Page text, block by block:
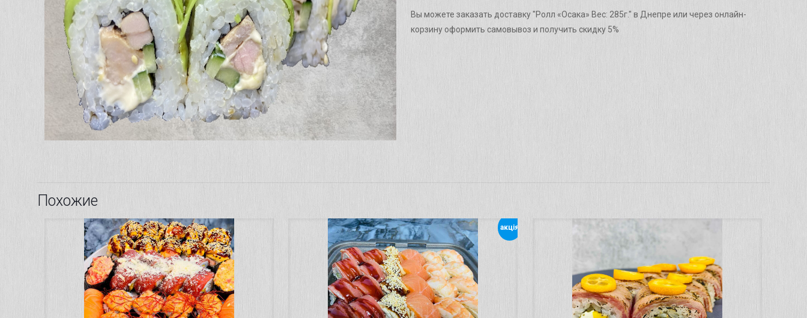
Вес:
Вы можете заказать доставку "Ролл «Осака» Вес: 285г." в Днепре или через онлайн-
корзину оформить самовывоз и получить скидку 5%
Похожие
акція